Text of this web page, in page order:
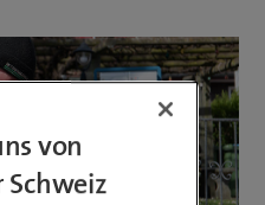
von
Schweiz